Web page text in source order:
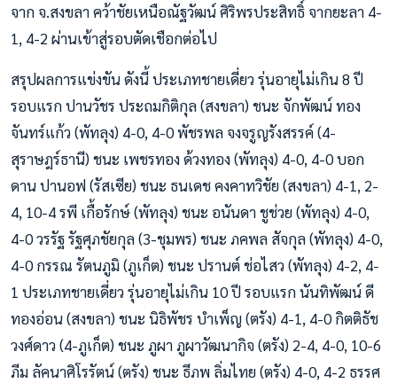
จาก จ.สงขลา คว้าชัยเหนือณัฐวัฒน์ ศิริพรประสิทธิ์ จากยะลา 4-
1, 4-2 ผ่านเข้าสู่รอบตัดเชือกต่อไป
สรุปผลการแข่งขัน ดังนี้ ประเภทชายเดี่ยว รุ่นอายุไม่เกิน 8 ปี
รอบแรก ปานวัชร ประถมกิติกุล (สงขลา) ชนะ จักพัฒน์ ทอง
จันทร์แก้ว (พัทลุง) 4-0, 4-0 พัชรพล จงจรูญรังสรรค์ (4-
สุราษฎร์ธานี) ชนะ เพชรทอง ด้วงทอง (พัทลุง) 4-0, 4-0 บอก
ดาน ปานอฟ (รัสเซีย) ชนะ ธนเดช​ คงคาทวิชัย​ (สงขลา) 4-1, 2-
4, 10-4 รพี เกื้อรักษ์ (พัทลุง) ชนะ อนันดา ชูช่วย (พัทลุง) 4-0,
4-0 วรรัฐ รัฐศุภชัยกุล (3-ชุมพร) ชนะ ภคพล สัจกุล (พัทลุง) 4-0,
4-0 กรรณ รัตนภูมิ (ภูเก็ต) ชนะ ปรานต์ ช่อไสว (พัทลุง) 4-2, 4-
1 ประเภทชายเดี่ยว รุ่นอายุไม่เกิน 10 ปี รอบแรก นันทิพัฒน์ ดี
ทองอ่อน (สงขลา) ชนะ นิธิพัชร บำเพ็ญ (ตรัง) 4-1, 4-0 กิตติธัช
วงศ์ดาว (4-ภูเก็ต) ชนะ ภูผา ภูผาวัฒนากิจ (ตรัง) 2-4, 4-0, 10-6
ภีม ลัคนาศิโรรัตน์ (ตรัง) ชนะ ธีภพ ลิ่มไทย (ตรัง) 4-0, 4-2 ธรรศ